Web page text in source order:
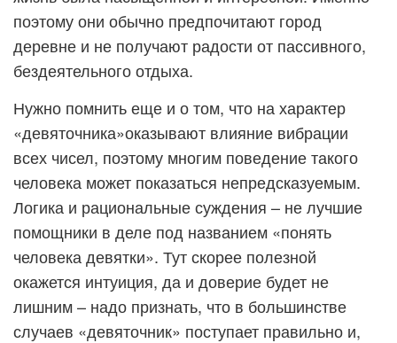
поэтому они обычно предпочитают город
деревне и не получают радости от пассивного,
бездеятельного отдыха.
Нужно помнить еще и о том, что на характер
«девяточника»оказывают влияние вибрации
всех чисел, поэтому многим поведение такого
человека может показаться непредсказуемым.
Логика и рациональные суждения – не лучшие
помощники в деле под названием «понять
человека девятки». Тут скорее полезной
окажется интуиция, да и доверие будет не
лишним – надо признать, что в большинстве
случаев «девяточник» поступает правильно и,